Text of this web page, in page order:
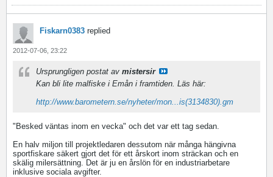
Fiskarn0383 replied
2012-07-06, 23:22
Ursprungligen postat av mistersir
Kan bli lite malfiske i Emån i framtiden. Läs här:
http://www.barometern.se/nyheter/mon...is(3134830).gm
"Besked väntas inom en vecka" och det var ett tag sedan.
En halv miljon till projektledaren dessutom när många hängivna
sportfiskare säkert gjort det för ett årskort inom sträckan och en
skälig milersättning. Det är ju en årslön för en industriarbetare
inklusive sociala avgifter.